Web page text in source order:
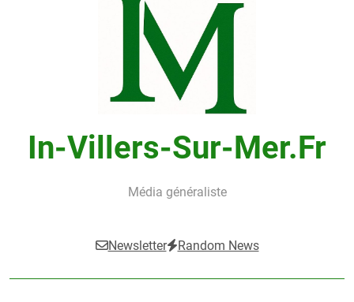
In-Villers-Sur-Mer.fr
Média généraliste
Newsletter Random News